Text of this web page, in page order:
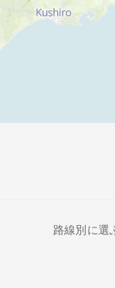
路線別に選